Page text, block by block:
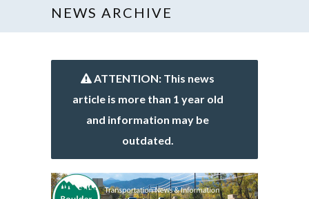
NEWS ARCHIVE
ATTENTION: This news
article is more than 1 year old
and information may be
outdated.